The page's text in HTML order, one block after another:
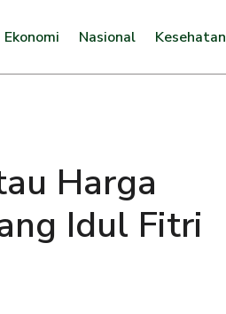
Ekonomi Nasional Kesehatan
Harga
Idul Fitri